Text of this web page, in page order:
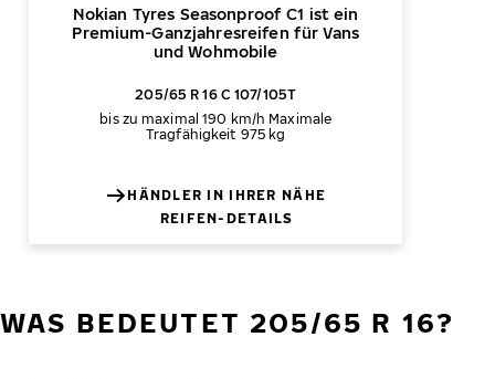
Nokian Tyres Seasonproof C1 ist ein
Premium-Ganzjahresreifen für Vans
und Wohmobile
205/65 R 16 C 107/105T
bis zu maximal 190 km/h Maximale
Tragfähigkeit 975 kg
HÄNDLER IN IHRER NÄHE
REIFEN-DETAILS
WAS BEDEUTET 205/65 R 16?